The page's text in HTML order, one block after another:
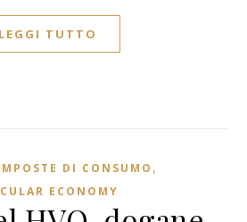
LEGGI TUTTO
DI CONSUMO ,
ECONOMY